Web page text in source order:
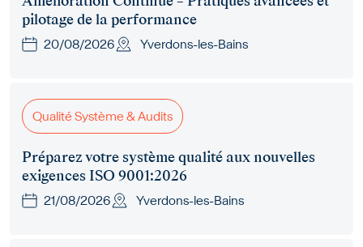
pilotage de la performance
20/08/2026 Yverdons-les-Bains
Qualité Système & Audits
Préparez votre système qualité aux nouvelles
exigences ISO 9001:2026
21/08/2026 Yverdons-les-Bains